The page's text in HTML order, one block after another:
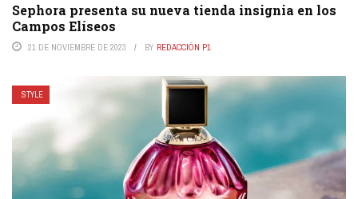
Sephora presenta su nueva tienda insignia en los
Campos Elíseos
21 DE NOVIEMBRE DE 2023 BY REDACCIÓN P1
STYLE